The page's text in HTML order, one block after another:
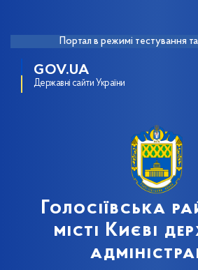
Портал в режимі тестування
GOV.UA
Державні сайти України
Голосіївська
місті Києві